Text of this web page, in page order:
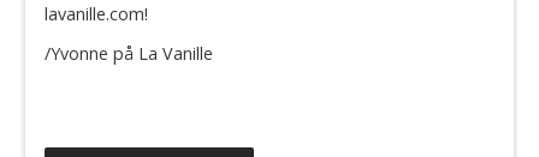
lavanille.com!
/Yvonne på La Vanille